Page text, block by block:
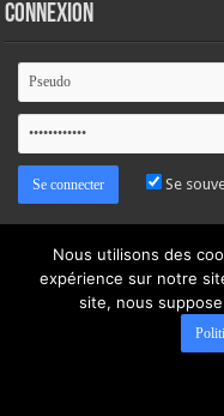
Connexion
Se
Nous utilisons des
expérience sur notre
site, nous